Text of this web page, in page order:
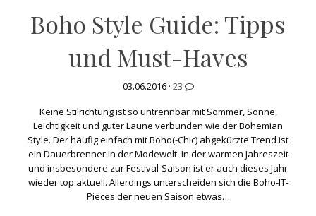
Boho Style Guide: Tipps
und Must-Haves
03.06.2016 · 23
Keine Stilrichtung ist so untrennbar mit Sommer, Sonne,
Leichtigkeit und guter Laune verbunden wie der Bohemian
Style. Der häufig einfach mit Boho(-Chic) abgekürzte Trend ist
ein Dauerbrenner in der Modewelt. In der warmen Jahreszeit
und insbesondere zur Festival-Saison ist er auch dieses Jahr
wieder top aktuell. Allerdings unterscheiden sich die Boho-IT-
Pieces der neuen Saison etwas…